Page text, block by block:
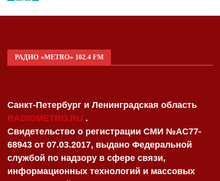
РАДИО «METRO» 102.4 FM
Санкт-Петербург и Ленинградская область
RADIOMETRO.RU .
Свидетельство о регистрации СМИ №AC77-
68943 от 07.03.2017, выдано Федеральной
службой по надзору в сфере связи,
информационных технологий и массовых